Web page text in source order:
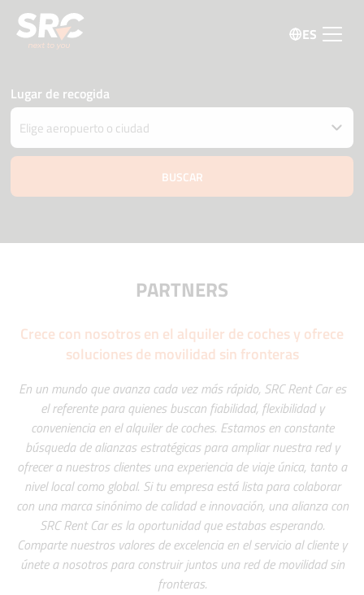
ES
Lugar de recogida
Entregar el coche en una ubicación diferente
Fecha y hora de recogida y devolución
PARTNERS
Crece con nosotros en el alquiler de coches y ofrece
soluciones de movilidad sin fronteras
En un mundo que avanza cada vez más rápido, SRC Rent Car es
el referente para quienes buscan fiabilidad, flexibilidad y
conveniencia en el alquiler de coches. Estamos en constante
búsqueda de alianzas estratégicas para ampliar nuestra red y
ofrecer a nuestros clientes una experiencia de viaje única, tanto a
nivel local como global. Si tu empresa está lista para colaborar
con una marca sinónimo de calidad e innovación, una alianza con
SRC Rent Car es la oportunidad que estabas esperando.
Comparte nuestros valores de excelencia en el servicio al cliente y
únete a nosotros para construir juntos una red de movilidad sin
fronteras.